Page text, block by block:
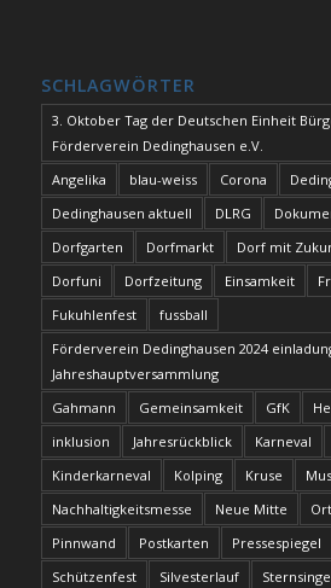
SCHLAGWÖRTER
3. Oktober Tag der Deutschen Einheit
Förderverein Dedinghausen e.V.
Angelika
blau-weiss Corona
Dedinghausen aktuell
DLRG
Dorfgarten
Dorfmarkt Dorf mit
Dorfuni
Dorfzeitung Einsamkeit
Fukuhlenfest
fussball
Förderverein Dedinghausen 2024
Jahreshauptversammlung
Gahmann
Gemeinsamkeit GfK
inklusion
Jahresrückblick Karneval
Kinderkarneval
Kolping Kruse
Nachhaltigkeitsmesse
Neue Mitte
Pinnwand
Postkarten Pressespiegel
Schützenfest
Silvesterlauf